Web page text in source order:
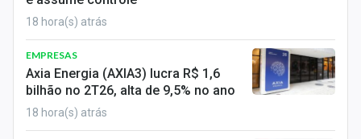
18 hora(s) atrás
EMPRESAS
Axia Energia (AXIA3) lucra R$ 1,6
bilhão no 2T26, alta de 9,5% no ano
18 hora(s) atrás